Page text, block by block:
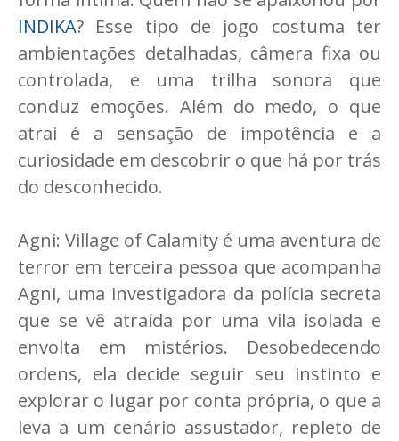
INDIKA? Esse tipo de jogo costuma ter
ambientações detalhadas, câmera fixa ou
controlada, e uma trilha sonora que
conduz emoções. Além do medo, o que
atrai é a sensação de impotência e a
curiosidade em descobrir o que há por trás
do desconhecido.
Agni: Village of Calamity é uma aventura de
terror em terceira pessoa que acompanha
Agni, uma investigadora da polícia secreta
que se vê atraída por uma vila isolada e
envolta em mistérios. Desobedecendo
ordens, ela decide seguir seu instinto e
explorar o lugar por conta própria, o que a
leva a um cenário assustador, repleto de